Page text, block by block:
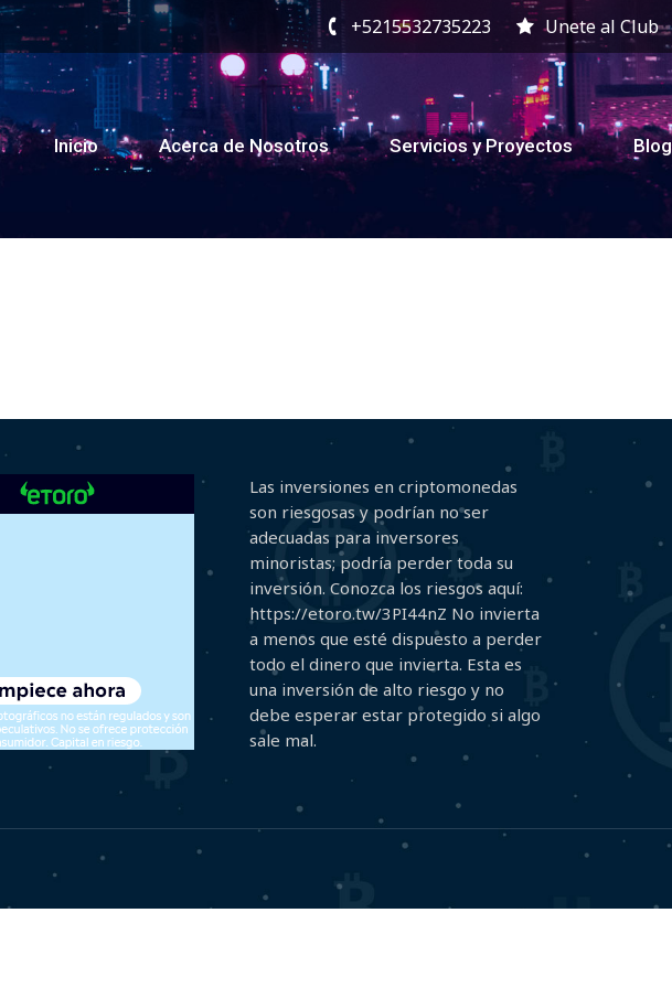
+5215532735223 Unete al Club
Inicio Acerca de Nosotros Servicios y Proyectos Blog
Las inversiones en criptomonedas
son riesgosas y podrían no ser
adecuadas para inversores
minoristas; podría perder toda su
inversión. Conozca los riesgos aquí:
https://etoro.tw/3PI44nZ No invierta
a menos que esté dispuesto a perder
todo el dinero que invierta. Esta es
una inversión de alto riesgo y no
debe esperar estar protegido si algo
sale mal.